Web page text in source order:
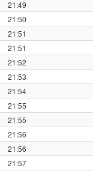
21:49
21:50
21:51
21:51
21:52
21:53
21:54
21:55
21:55
21:56
21:56
21:57